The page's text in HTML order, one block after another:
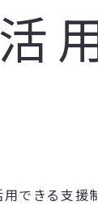
できる支援